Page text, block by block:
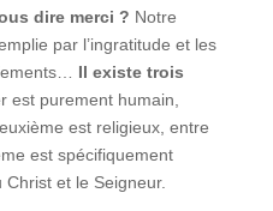
dire merci ? Notre
par l’ingratitude et les
Il existe trois
est purement humain,
est religieux, entre
est spécifiquement
et le Seigneur.